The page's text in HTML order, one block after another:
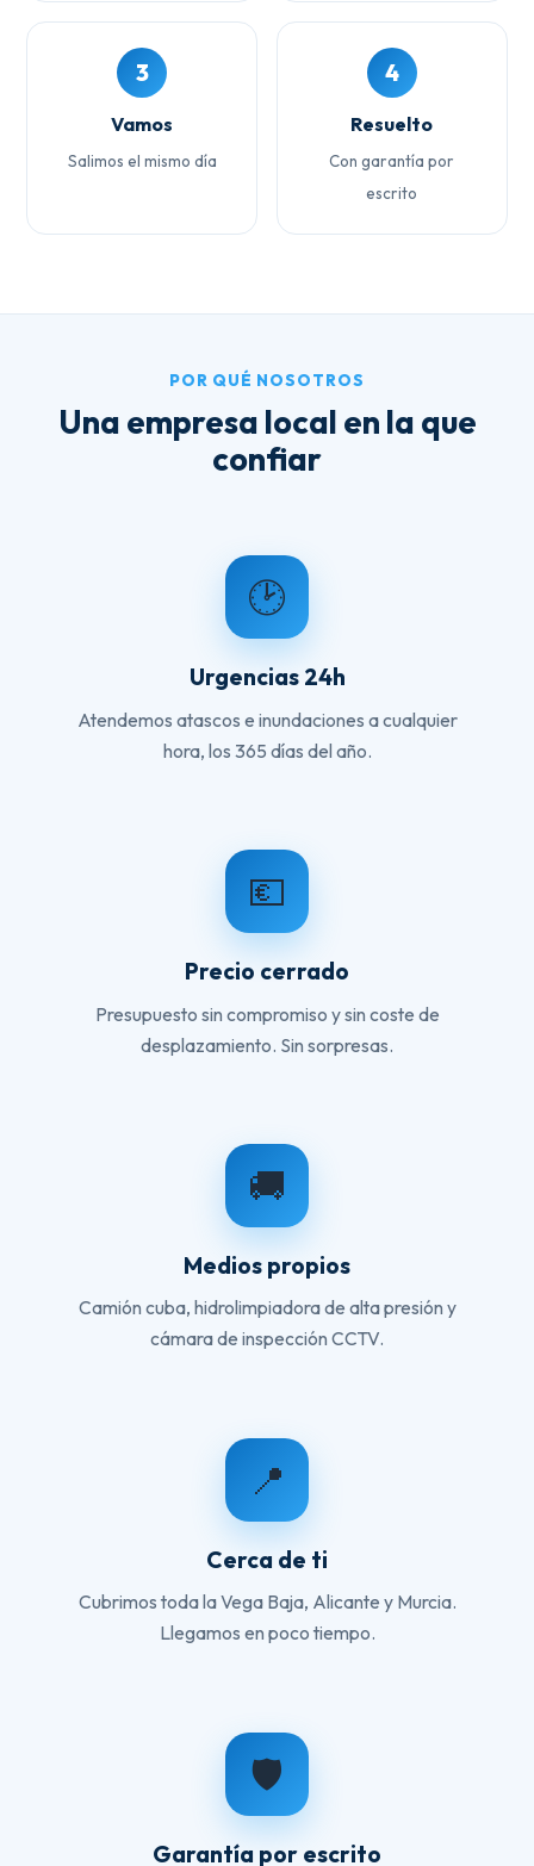
3
Vamos
Salimos el mismo día
4
Resuelto
Con garantía por
escrito
POR QUÉ NOSOTROS
Una empresa local en la que
confiar
🕑
Urgencias 24h
Atendemos atascos e inundaciones a cualquier
hora, los 365 días del año.
💶
Precio cerrado
Presupuesto sin compromiso y sin coste de
desplazamiento. Sin sorpresas.
🚚
Medios propios
Camión cuba, hidrolimpiadora de alta presión y
cámara de inspección CCTV.
📍
Cerca de ti
Cubrimos toda la Vega Baja, Alicante y Murcia.
Llegamos en poco tiempo.
🛡️
Garantía por escrito